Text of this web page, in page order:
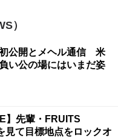
）
公開とメヘル通信 米
い公の場にはいまだ姿
】先輩・FRUITS
見て目標地点をロックオ